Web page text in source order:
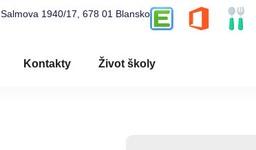
Salmova 1940/17, 678 01 Blansko
Kontakty Život školy